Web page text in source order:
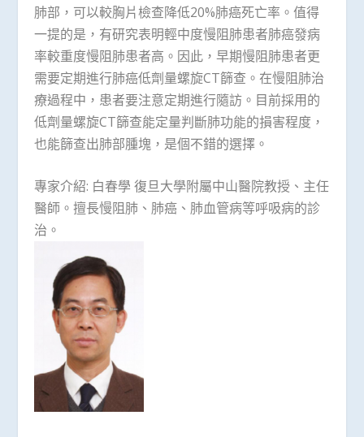
肺部，可以較胸片檢查降低20%肺癌死亡率。值得
一提的是，有研究表明輕中度慢阻肺患者肺癌發病
率較重度慢阻肺患者高。因此，早期慢阻肺患者更
需要定期進行肺癌低劑量螺旋CT篩查。在慢阻肺治
療過程中，患者要注意定期進行隨訪。目前採用的
低劑量螺旋CT篩查能定量判斷肺功能的損害程度，
也能篩查出肺部腫塊，是個不錯的選擇。
專家介紹: 白春學 復旦大學附屬中山醫院教授、主任
醫師。擅長慢阻肺、肺癌、肺血管病等呼吸病的診
治。